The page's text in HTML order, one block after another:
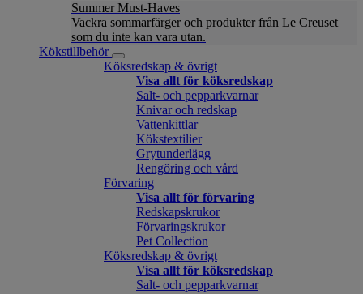
Summer Must-Haves
Vackra sommarfärger och produkter från Le Creuset
som du inte kan vara utan.
Kökstillbehör
Köksredskap & övrigt
Visa allt för köksredskap
Salt- och pepparkvarnar
Knivar och redskap
Vattenkittlar
Kökstextilier
Grytunderlägg
Rengöring och vård
Förvaring
Visa allt för förvaring
Redskapskrukor
Förvaringskrukor
Pet Collection
Köksredskap & övrigt
Visa allt för köksredskap
Salt- och pepparkvarnar